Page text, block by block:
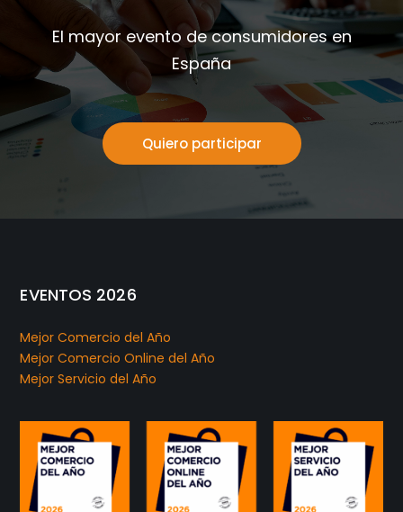
El mayor evento de consumidores en
España
Quiero participar
EVENTOS 2026
Mejor Comercio del Año
Mejor Comercio Online del Año
Mejor Servicio del Año